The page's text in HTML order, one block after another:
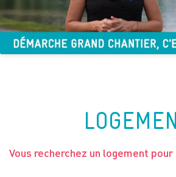
Vous recherchez un logement pour